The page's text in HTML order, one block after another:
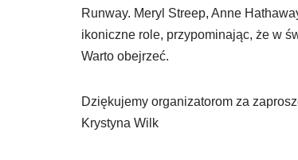
Runway. Meryl Streep, Anne
ikoniczne role, przypominając, że w
Warto obejrzeć.
Dziękujemy organizatorom za
Krystyna Wilk